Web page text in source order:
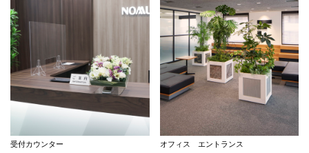
採用情報
お問い合わせ
プライバシーポリシー
OFFICIAL SNS
受付カウンター オフィス エントランス